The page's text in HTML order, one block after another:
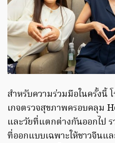
สำหรับความร่วมมือในครั้งนี้
เกจตรวจสุขภาพครอบคลุม
และวัยที่แตกต่างกันออกไป
ที่ออกแบบเฉพาะให้ชาวจีน